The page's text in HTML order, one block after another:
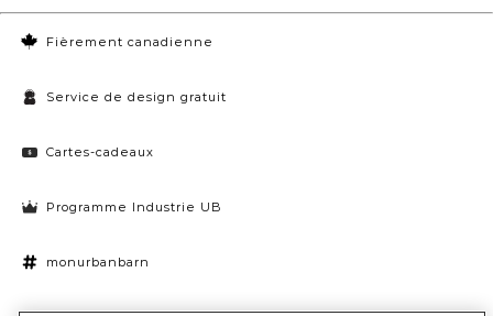
Fièrement canadienne
Service de design gratuit
Cartes-cadeaux
Programme Industrie UB
monurbanbarn